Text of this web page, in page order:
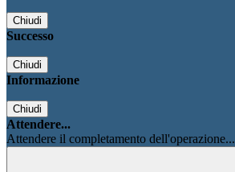
Chiudi
Successo
Chiudi
Informazione
Chiudi
Attendere...
Attendere il completamento dell'operazione...